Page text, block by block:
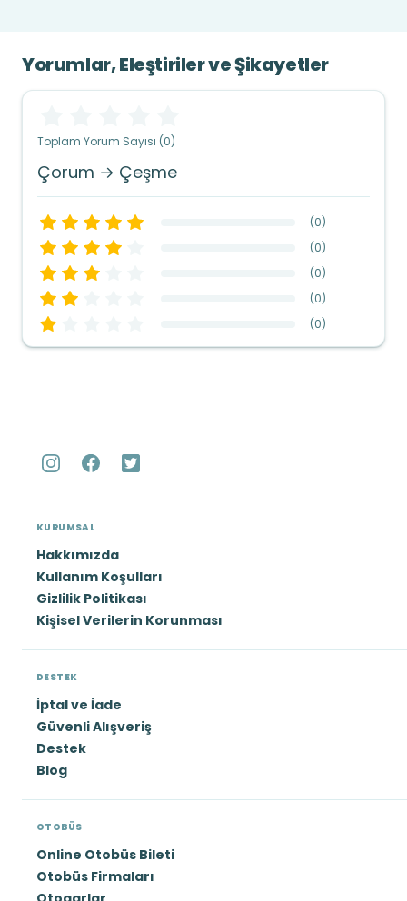
Yorumlar, Eleştiriler ve Şikayetler
Toplam Yorum Sayısı (0)
Çorum → Çeşme
(0)
(0)
(0)
(0)
(0)
KURUMSAL
Hakkımızda
Kullanım Koşulları
Gizlilik Politikası
Kişisel Verilerin Korunması
DESTEK
İptal ve İade
Güvenli Alışveriş
Destek
Blog
OTOBÜS
Online Otobüs Bileti
Otobüs Firmaları